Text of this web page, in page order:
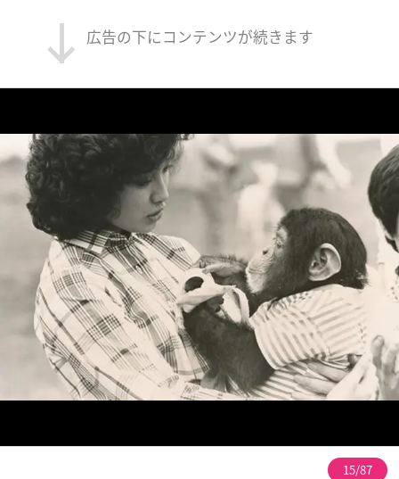
広告の下にコンテンツが続きます
15/87